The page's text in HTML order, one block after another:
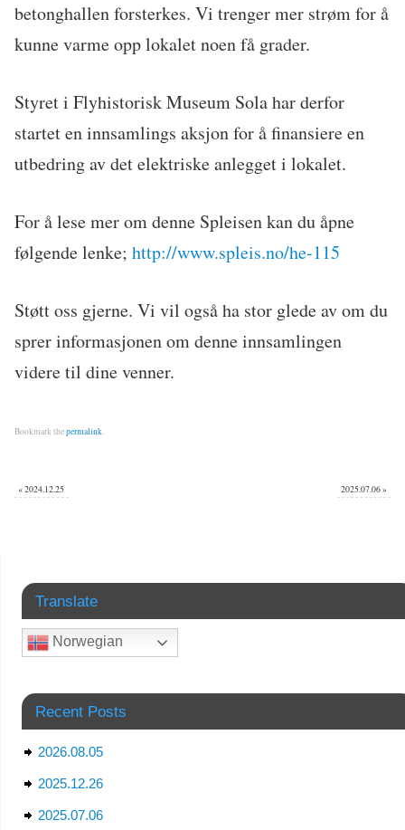
betonghallen forsterkes. Vi trenger mer strøm for å
kunne varme opp lokalet noen få grader.
Styret i Flyhistorisk Museum Sola har derfor
startet en innsamlings aksjon for å finansiere en
utbedring av det elektriske anlegget i lokalet.
For å lese mer om denne Spleisen kan du åpne
følgende lenke;http://www.spleis.no/he-115
Støtt oss gjerne. Vi vil også ha stor glede av om du
sprer informasjonen om denne innsamlingen
videre til dine venner.
Bookmark thepermalink.
«2024.12.25 2025.07.06»
Translate
Norwegian
Recent Posts
2026.08.05
2025.12.26
2025.07.06